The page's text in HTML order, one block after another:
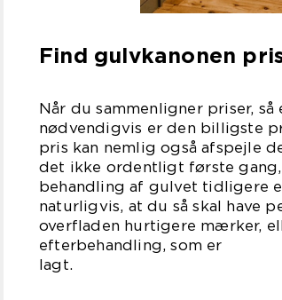
Find gulvkanonen
Når du sammenligner priser,
nødvendigvis er den billigste
pris kan nemlig også afspejle
det ikke ordentligt første gang,
behandling af gulvet tidligere
naturligvis, at du så skal have
overfladen hurtigere mærker,
efterbehandling, som er